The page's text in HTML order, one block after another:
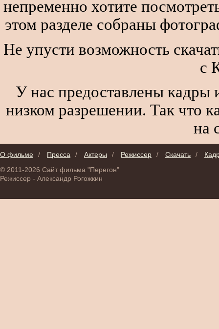
непременно хотите
этом разделе собраны
Не упусти возможность
с
У нас предоставлены кадры
низком разрешении. Так что
на
О фильме / Пресса / Актеры / Режиссер / Скачать /
© 2011-2026 Сайт фильма "Перегон"
Режиссер - Александр Рогожкин